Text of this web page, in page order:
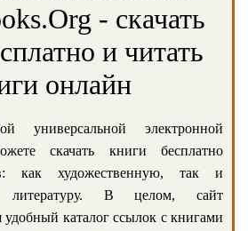
- скачать
и читать
онлайн
электронной
скачать книги бесплатно
как художественную, так и
литературу. В целом, сайт
удобный каталог ссылок с книгами